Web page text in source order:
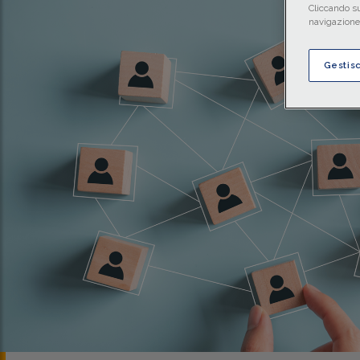
Cliccando